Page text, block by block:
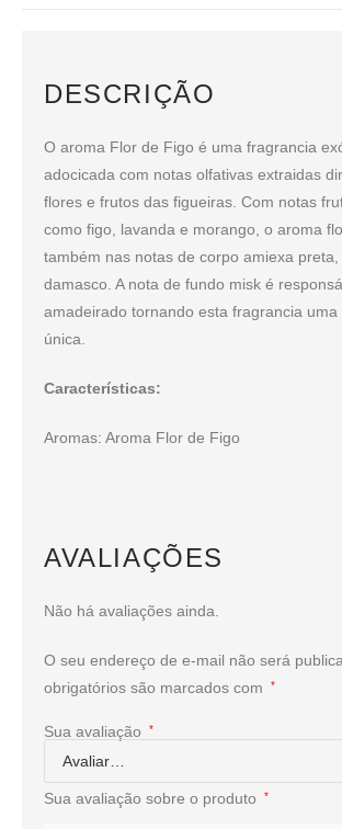
DESCRIÇÃO
O aroma Flor de Figo é uma fragrancia
adocicada com notas olfativas extraidas
flores e frutos das figueiras. Com notas
como figo, lavanda e morango, o aroma
também nas notas de corpo amiexa preta,
damasco. A nota de fundo misk é
amadeirado tornando esta fragrancia uma
única.
Características:
Aromas: Aroma Flor de Figo
AVALIAÇÕES
Não há avaliações ainda.
O seu endereço de e-mail não será
obrigatórios são marcados com
*
Sua avaliação *
Sua avaliação sobre o produto *